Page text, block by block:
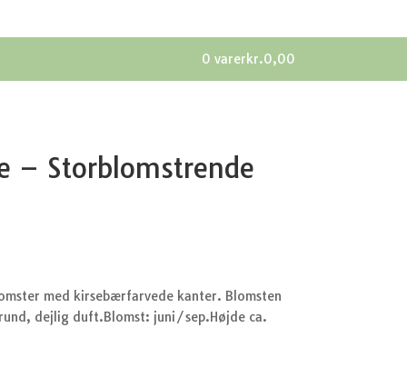
0 varerkr.0,00
– Storblomstrende
med kirsebærfarvede kanter. Blomsten
dejlig duft.Blomst: juni/sep.Højde ca.